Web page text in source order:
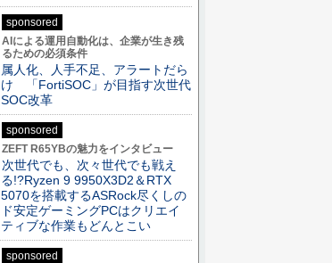
sponsored
AIによる運用自動化は、企業が生き残
るための必須条件
属人化、人手不足、アラートだら
け 「FortiSOC」が目指す次世代
SOC改革
sponsored
ZEFT R65YBの魅力をインタビュー
次世代でも、次々世代でも戦え
る!?Ryzen 9 9950X3D2＆RTX
5070を搭載するASRock尽くしの
ド安定ゲーミングPCはクリエイ
ティブな作業もどんとこい
sponsored